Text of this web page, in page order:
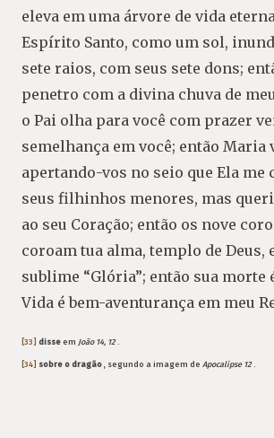
eleva em uma árvore de vida
Espírito Santo, como um sol,
sete raios, com seus sete dons;
penetro com a divina chuva de
o Pai olha para você com prazer
semelhança em você; então Maria
apertando-vos no seio que Ela me
seus filhinhos menores, mas
ao seu Coração; então os nove
coroam tua alma, templo de Deus,
sublime “Glória”; então sua morte
Vida é bem-aventurança em meu
[33] disse em João 14, 12.
[34] sobre o dragão , segundo a imagem de Apocalipse 12.